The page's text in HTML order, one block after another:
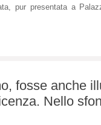
pur presentata a
fosse anche
Nello